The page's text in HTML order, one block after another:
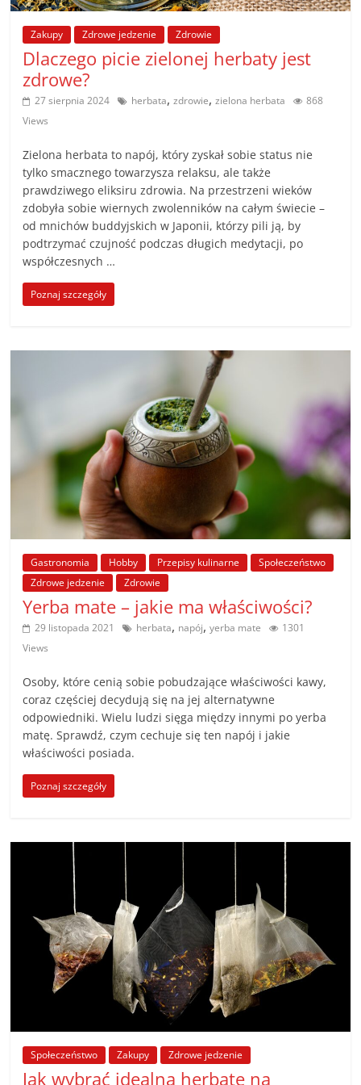
poradniki.
Porady
praktyczne
porady
wskazówki
poradniki
na
każdy
temat
Zakupy Zdrowe jedzenie Zdrowie
Dlaczego picie zielonej herbaty jest
zdrowe?
27 sierpnia 2024 herbata,zdrowie,zielona herbata
868
Views
Zielona herbata to napój, który zyskał sobie status nie
tylko smacznego towarzysza relaksu, ale także
prawdziwego eliksiru zdrowia. Na przestrzeni wieków
zdobyła sobie wiernych zwolenników na całym świecie –
od mnichów buddyjskich w Japonii, którzy pili ją, by
podtrzymać czujność podczas długich medytacji, po
współczesnych …
Poznaj szczegóły
Gastronomia Hobby Przepisy kulinarne
Społeczeństwo
Zdrowe jedzenie
Zdrowie
Yerba mate – jakie ma właściwości?
29 listopada 2021 herbata, napój,yerba mate
1301
Views
Osoby, które cenią sobie pobudzające właściwości kawy,
coraz częściej decydują się na jej alternatywne
odpowiedniki. Wielu ludzi sięga między innymi po yerba
matę. Sprawdź, czym cechuje się ten napój i jakie
właściwości posiada.
Poznaj szczegóły
Społeczeństwo Zakupy Zdrowe jedzenie
Jak wybrać idealną herbatę na